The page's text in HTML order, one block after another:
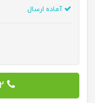
آماده ارسال